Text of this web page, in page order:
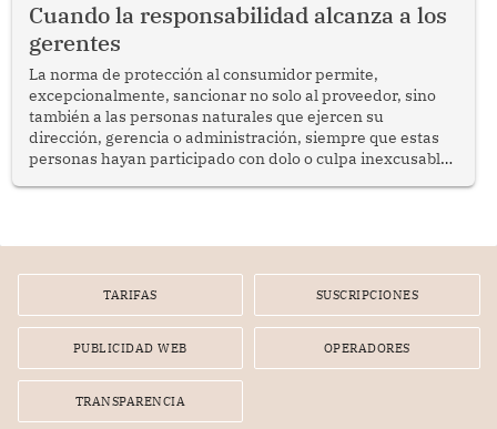
Cuando la responsabilidad alcanza a los
gerentes
La norma de protección al consumidor permite,
excepcionalmente, sancionar no solo al proveedor, sino
también a las personas naturales que ejercen su
dirección, gerencia o administración, siempre que estas
personas hayan participado con dolo o culpa inexcusable
por la frustrada realización de un meet and greet con
TARIFAS SUSCRIPCIONES
PUBLICIDAD WEB OPERADORES
TRANSPARENCIA